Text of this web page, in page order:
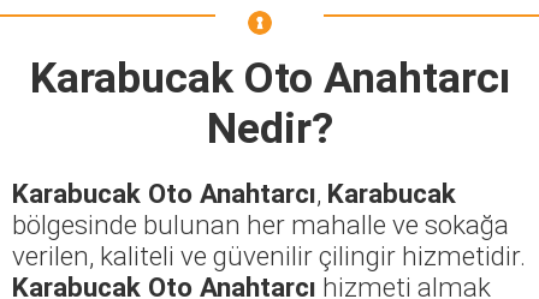
Karabucak Oto Anahtarcı
Nedir?
Karabucak Oto Anahtarcı, Karabucak
bölgesinde bulunan her mahalle ve sokağa
verilen, kaliteli ve güvenilir çilingir hizmetidir.
Karabucak Oto Anahtarcı hizmeti almak